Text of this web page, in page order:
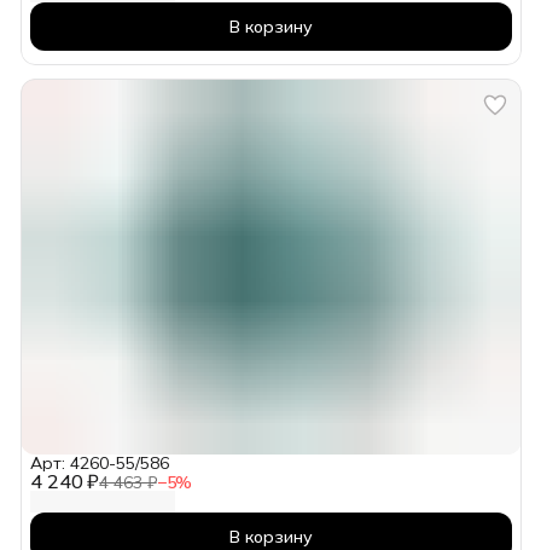
В корзину
4 240 ₽4 463 ₽−5%
Арт: 4260-55/586
В корзину